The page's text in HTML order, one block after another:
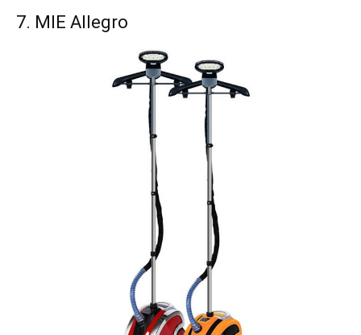
7. MIE Allegro